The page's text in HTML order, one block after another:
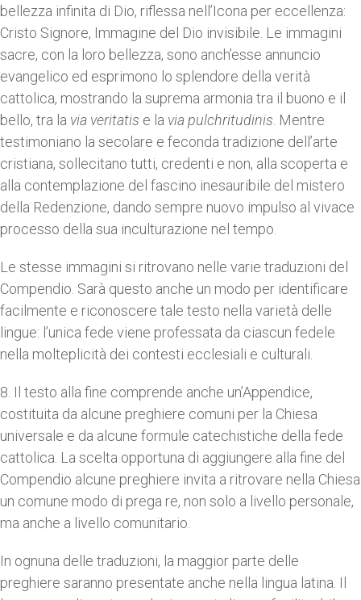
bellezza infinita di Dio, riflessa nell’Icona per eccellenza:
Cristo Signore, Immagine del Dio invisibile. Le immagini
sacre, con la loro bellezza, sono anch’esse annuncio
evangelico ed esprimono lo splendore della verità
cattolica, mostrando la suprema armonia tra il buono e il
bello, tra la via veritatis e la via pulchritudinis . Mentre
testimoniano la secolare e feconda tradizione dell’arte
cristiana, sollecitano tutti, credenti e non, alla scoperta e
alla contemplazione del fascino inesauribile del mistero
della Redenzione, dando sempre nuovo impulso al vivace
processo della sua inculturazione nel tempo.
Le stesse immagini si ritrovano nelle varie traduzioni del
Compendio. Sarà questo anche un modo per identificare
facilmente e riconoscere tale testo nella varietà delle
lingue: l’unica fede viene professata da ciascun fedele
nella molteplicità dei contesti ecclesiali e culturali.
8. Il testo alla fine comprende anche un’Appendice,
costituita da alcune preghiere comuni per la Chiesa
universale e da alcune formule catechistiche della fede
cattolica. La scelta opportuna di aggiungere alla fine del
Compendio alcune preghiere invita a ritrovare nella Chiesa
un comune modo di prega re, non solo a livello personale,
ma anche a livello comunitario.
In ognuna delle traduzioni, la maggior parte delle
preghiere saranno presentate anche nella lingua latina. Il